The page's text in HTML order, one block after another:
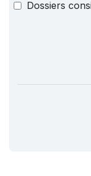
Dossiers